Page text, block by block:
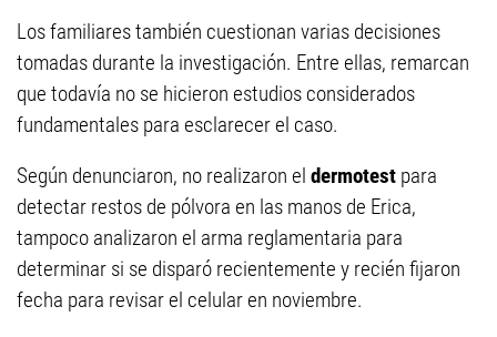
Los familiares también cuestionan varias decisiones
tomadas durante la investigación. Entre ellas, remarcan
que todavía no se hicieron estudios considerados
fundamentales para esclarecer el caso.
Según denunciaron, no realizaron el dermotest para
detectar restos de pólvora en las manos de Erica,
tampoco analizaron el arma reglamentaria para
determinar si se disparó recientemente y recién fijaron
fecha para revisar el celular en noviembre.